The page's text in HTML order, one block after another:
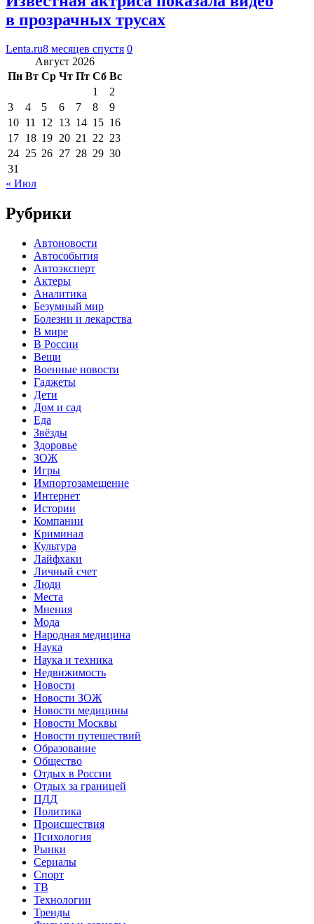
в прозрачных трусах
Lenta.ru8 месяцев спустя 0
Август 2026
Пн Вт Ср Чт Пт Сб Вс
1
2
3
4 5 6 7 8
9
10 11 12 13 14 15 16
17 18 19 20 21 22 23
24 25 26 27 28 29 30
31
« Июл
Рубрики
Автоновости
Автособытия
Автоэксперт
Актеры
Аналитика
Безумный мир
Болезни и лекарства
В мире
В России
Вещи
Военные новости
Гаджеты
Дети
Дом и сад
Еда
Звёзды
Здоровье
ЗОЖ
Игры
Импортозамещение
Интернет
Истории
Компании
Криминал
Культура
Лайфхаки
Личный счет
Люди
Места
Мнения
Мода
Народная медицина
Наука
Наука и техника
Недвижимость
Новости
Новости ЗОЖ
Новости медицины
Новости Москвы
Новости путешествий
Образование
Общество
Отдых в России
Отдых за границей
ПДД
Политика
Происшествия
Психология
Рынки
Сериалы
Спорт
ТВ
Технологии
Тренды